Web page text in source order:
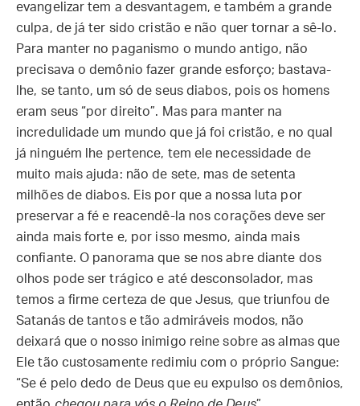
evangelizar tem a desvantagem, e também a grande
culpa, de já ter sido cristão e não quer tornar a sê-lo.
Para manter no paganismo o mundo antigo, não
precisava o demônio fazer grande esforço; bastava-
lhe, se tanto, um só de seus diabos, pois os homens
eram seus “por direito”. Mas para manter na
incredulidade um mundo que já foi cristão, e no qual
já ninguém lhe pertence, tem ele necessidade de
muito mais ajuda: não de sete, mas de setenta
milhões de diabos. Eis por que a nossa luta por
preservar a fé e reacendê-la nos corações deve ser
ainda mais forte e, por isso mesmo, ainda mais
confiante. O panorama que se nos abre diante dos
olhos pode ser trágico e até desconsolador, mas
temos a firme certeza de que Jesus, que triunfou de
Satanás de tantos e tão admiráveis modos, não
deixará que o nosso inimigo reine sobre as almas que
Ele tão custosamente redimiu com o próprio Sangue:
“Se é pelo dedo de Deus que eu expulso os demônios,